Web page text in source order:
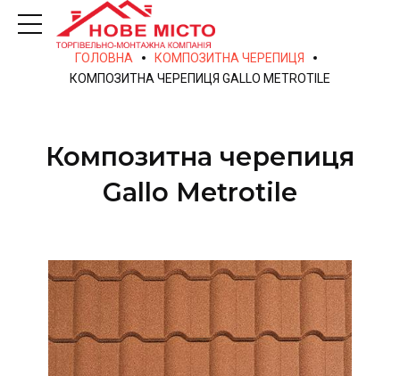
ГОЛОВНА
КОМПОЗИТНА ЧЕРЕПИЦЯ
КОМПОЗИТНА ЧЕРЕПИЦЯ GALLO METROTILE
Композитна черепиця
Gallo Metrotile